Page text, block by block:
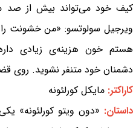
ویرجیل سولوتسو: «من خشونت
دشمنان خود متنفر نشوید. روی
کاراکتر: مایکل کورلئونه
داستان: «دون ویتو کورلئونه»